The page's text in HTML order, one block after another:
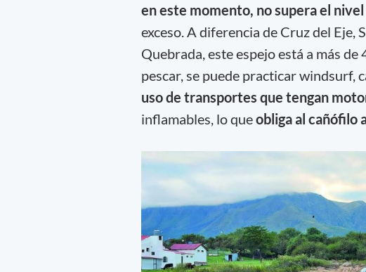
en este momento, no supera el
exceso. A diferencia de Cruz del Eje,
Quebrada, este espejo está a más
pescar, se puede practicar windsurf,
uso de transportes que tengan
inflamables, lo queobliga al cañófilo